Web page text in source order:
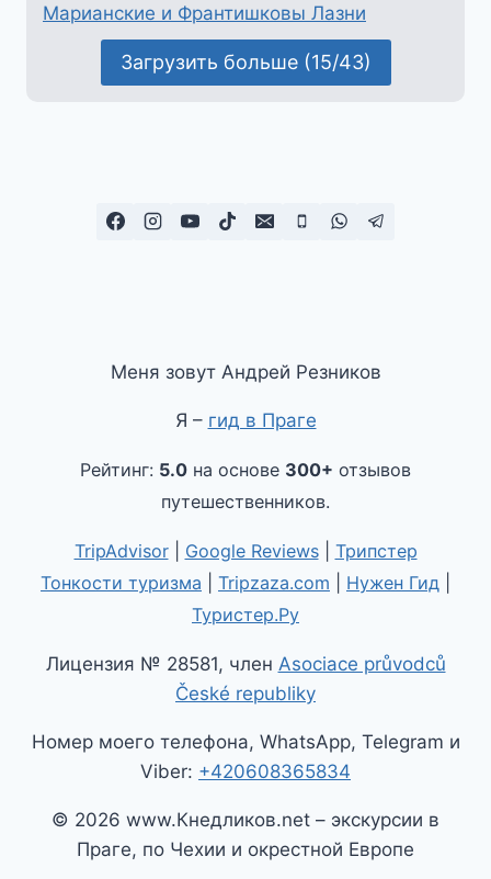
Марианские и Франтишковы Лазни
Загрузить больше (15/43)
Меня зовут Андрей Резников
Я – гид в Праге
Рейтинг: 5.0 на основе 300+ отзывов
путешественников.
TripAdvisor| Google Reviews| Трипстер
Тонкости туризма
Tripzaza.com Нужен Гид
Туристер.Ру
Лицензия № 28581, член Asociace průvodců
České republiky
Номер моего телефона, WhatsApp, Telegram и
Viber: +420608365834
© 2026 www.Кнедликов.net – экскурсии в
Праге, по Чехии и окрестной Европе